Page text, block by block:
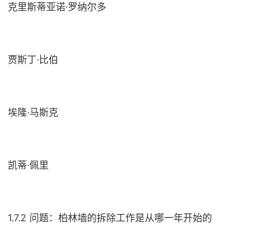
克里斯蒂亚诺·罗纳尔多
贾斯丁·比伯
埃隆·马斯克
凯蒂·佩里
1.7.2 问题：柏林墙的拆除工作是从哪一年开始的